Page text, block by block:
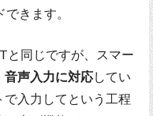
きます。
と同じですが、スマー
音声入力に対応してい
入力してという工程